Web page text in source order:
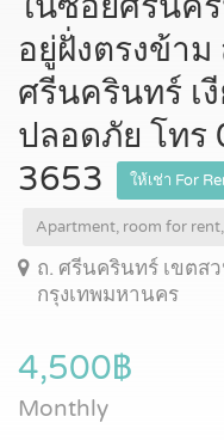
อยู่ฝั่งตรงข้าม
ศรีนครินทร์ เ
ปลอดภัย โทร
3653
ให้เช่า For
Apartment, room for
ถ. ศรีนครินทร์ เขตส
กรุงเทพมหานคร
4,500฿
Monthly